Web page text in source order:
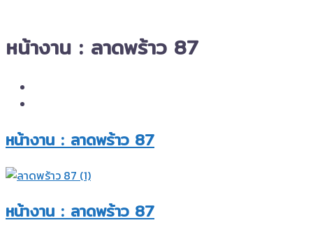
หน้างาน : ลาดพร้าว 87
หน้างาน : ลาดพร้าว 87​
หน้างาน : ลาดพร้าว 87​